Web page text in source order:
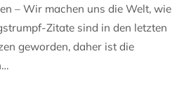
– Wir machen uns die Welt, wie
Zitate sind in den letzten
geworden, daher ist die